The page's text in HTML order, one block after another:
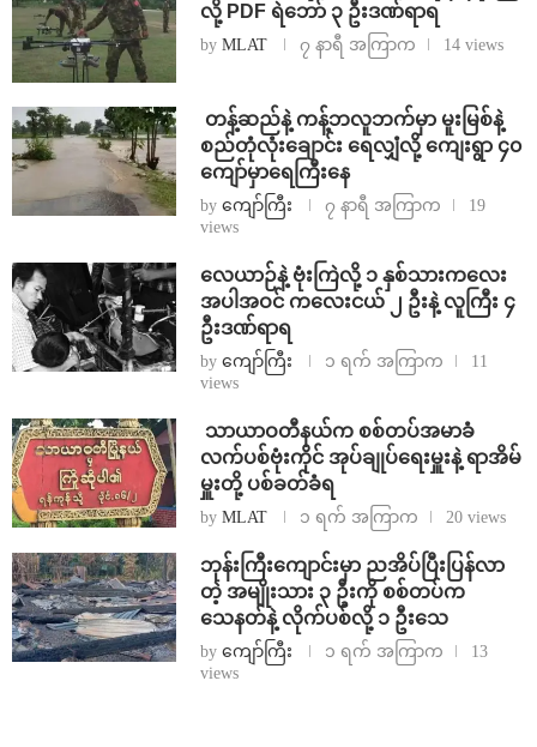
လို့ PDF ရဲဘော် ၃ ဦးဒဏ်ရာရ
by MLAT ၇ နာရီ အကြာက 14 views
⁩ ⁨တန့်ဆည်နဲ့ ကန့်ဘလူဘက်မှာ မူးမြစ်နဲ့
စည်တုံလုံးချောင်း ရေလျှံလို့ ကျေးရွာ ၄၀
ကျော်မှာရေကြီးနေ
by ကျော်ကြီး ၇ နာရီ အကြာက
19
views
⁨လေယာဉ်နဲ့ ဗုံးကြဲလို့ ၁ နှစ်သားကလေး
အပါအဝင် ကလေးငယ် ၂ ဦးနဲ့ လူကြီး ၄
ဦးဒဏ်ရာရ
by ကျော်ကြီး ၁ ရက် အကြာက
11
views
⁩ ⁨သာယာဝတီနယ်က စစ်တပ်အမာခံ
လက်ပစ်ဗုံးကိုင် အုပ်ချုပ်ရေးမှူးနဲ့ ရာအိမ်
မှူးတို့ ပစ်ခတ်ခံရ
by MLAT ၁ ရက် အကြာက 20 views
ဘုန်းကြီးကျောင်းမှာ ညအိပ်ပြီးပြန်လာ
တဲ့ အမျိုးသား ၃ ဦးကို စစ်တပ်က
သေနတ်နဲ့ လိုက်ပစ်လို့ ၁ ဦးသေ
by ကျော်ကြီး ၁ ရက် အကြာက
13
views